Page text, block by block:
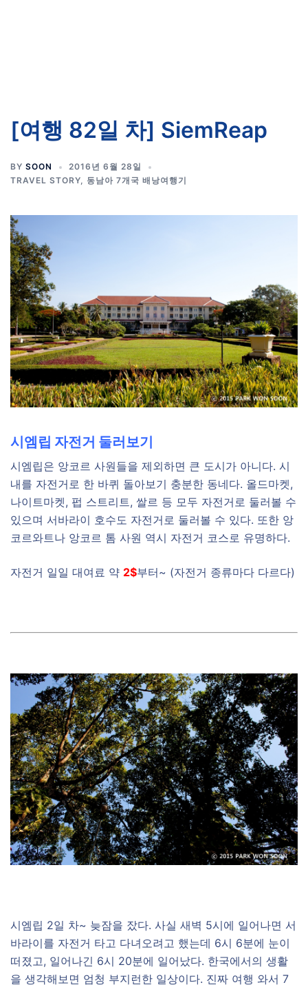
[여행 82일 차] SiemReap
BY SOON
2016년 6월 28일
TRAVEL STORY, 동남아 7개국 배낭여행기
시엠립 자전거 둘러보기
시엠립은 앙코르 사원들을 제외하면 큰 도시가 아니다. 시
내를 자전거로 한 바퀴 돌아보기 충분한 동네다. 올드마켓,
나이트마켓, 펍 스트리트, 쌀르 등 모두 자전거로 둘러볼 수
있으며 서바라이 호수도 자전거로 둘러볼 수 있다. 또한 앙
코르와트나 앙코르 톰 사원 역시 자전거 코스로 유명하다.
자전거 일일 대여료 약 2$부터~ (자전거 종류마다 다르다)
시엠립 2일 차~ 늦잠을 잤다. 사실 새벽 5시에 일어나면 서
바라이를 자전거 타고 다녀오려고 했는데 6시 6분에 눈이
떠졌고, 일어나긴 6시 20분에 일어났다. 한국에서의 생활
을 생각해보면 엄청 부지런한 일상이다. 진짜 여행 와서 7